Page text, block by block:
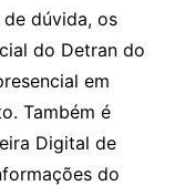
dúvida, os
do Detran do
em
Também é
Digital de
do